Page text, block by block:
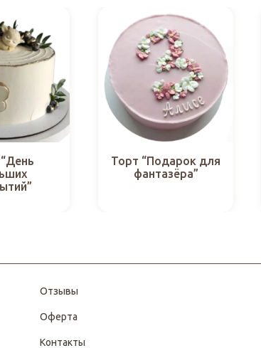
Торт “Подарок для
фантазёра”
Отзывы
Оферта
Контакты